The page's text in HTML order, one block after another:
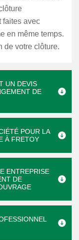
faites avec
en même temps.
de votre clôture.
UN DEVIS
DE
POUR LA
À FRETOY
ENTREPRISE
DE